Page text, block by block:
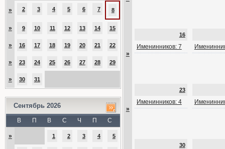
» 2 3 4 5 6 7 8
» 9 10 11 12 13 14 15
» 16 17 18 19 20 21 22
» 23 24 25 26 27 28 29
» 30 31
Сентябрь 2026
В П В С Ч П С
» 1 2 3 4 5
»
16
Именинников: 7
»
23
Именинников: 4
30